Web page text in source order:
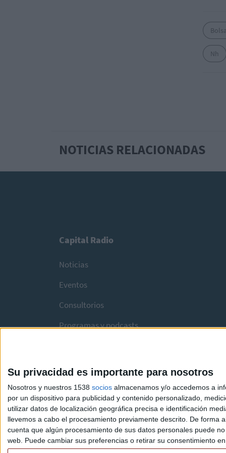
Su privacidad es importante para nosotros
Nosotros y nuestros 1538 socios almacenamos y/o accedemos a
por un dispositivo para publicidad y contenido personalizado,
utilizar datos de localización geográfica precisa e identificación
llevemos a cabo el procesamiento previamente descrito. De
cuenta que algún procesamiento de sus datos personales puede
web. Puede cambiar sus preferencias o retirar su consentimiento
Nh
NOTICIAS RELACIONADAS
Capital Radio
Noticias
Eventos
Consultorios
Programas y podcasts